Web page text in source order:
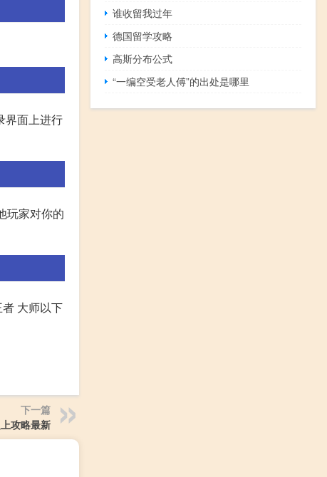
界面上进行
玩家对你的
大师以下
下一篇
攻略最新
谁收留我过年
德国留学攻略
高斯分布公式
“一编空受老人傅”的出处是哪里